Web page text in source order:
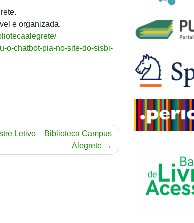
e organizada.
o-chatbot-pia-no-site-do-sisbi-
Letivo – Biblioteca Campus
Alegrete